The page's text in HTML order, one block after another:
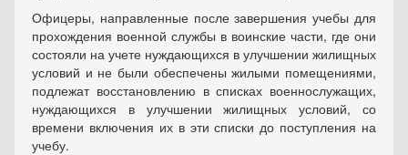
Офицеры, направленные после завершения учебы для
прохождения военной службы в воинские части, где они
состояли на учете нуждающихся в улучшении жилищных
условий и не были обеспечены жилыми помещениями,
подлежат восстановлению в списках военнослужащих,
нуждающихся в улучшении жилищных условий, со
времени включения их в эти списки до поступления на
учебу.